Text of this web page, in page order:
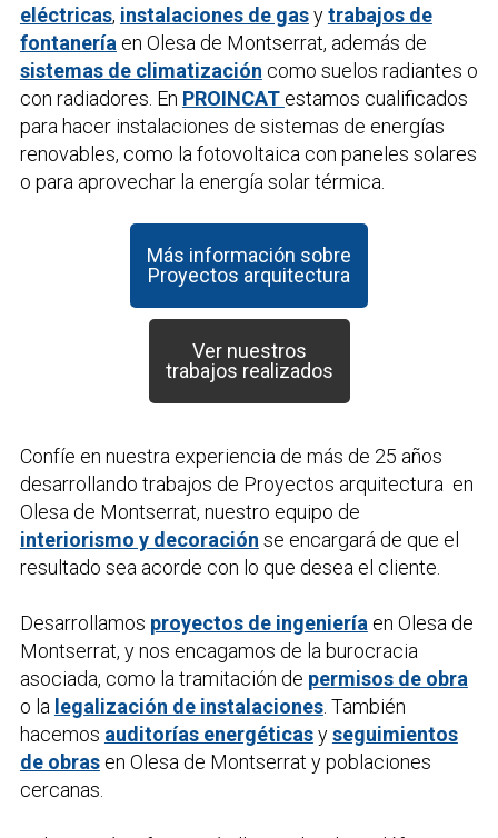
eléctricas, instalaciones de gasytrabajos de
fontanería en Olesa de Montserrat, además de
sistemas de climatización como suelos radiantes o
con radiadores. En PROINCAT estamos cualificados
para hacer instalaciones de sistemas de energías
renovables, como la fotovoltaica con paneles solares
o para aprovechar la energía solar térmica.
Más información sobre
Proyectos arquitectura
Ver nuestros
trabajos realizados
Confíe en nuestra experiencia de más de 25 años
desarrollando trabajos de Proyectos arquitectura en
Olesa de Montserrat, nuestro equipo de
interiorismo y decoración se encargará de que el
resultado sea acorde con lo que desea el cliente.
Desarrollamos proyectos de ingeniería en Olesa de
Montserrat, y nos encagamos de la burocracia
asociada, como la tramitación de permisos de obra
o la legalización de instalaciones. También
hacemos auditorías energéticasyseguimientos
de obrasen Olesa de Montserrat y poblaciones
cercanas.